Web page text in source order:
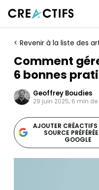
< Revenir à la liste des
Comment
6 bonnes
Geoffrey Boudies
29 juin 2025, 6 min
AJOUTER
SOURCE
GOOGLE